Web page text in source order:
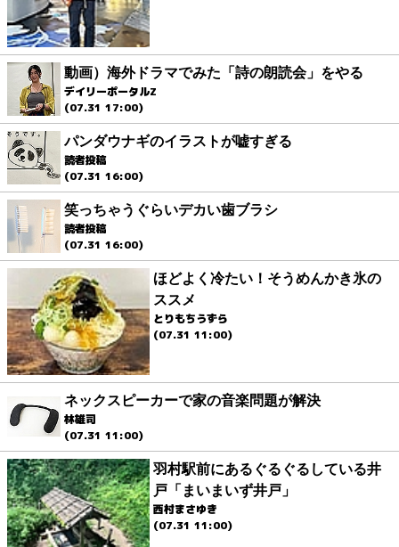
動画）海外ドラマでみた「詩の朗読会」をやる
デイリーポータルZ
(07.31 17:00)
パンダウナギのイラストが嘘すぎる
読者投稿
(07.31 16:00)
笑っちゃうぐらいデカい歯ブラシ
読者投稿
(07.31 16:00)
ほどよく冷たい！そうめんかき氷の
ススメ
とりもちうずら
(07.31 11:00)
ネックスピーカーで家の音楽問題が解決
林雄司
(07.31 11:00)
羽村駅前にあるぐるぐるしている井
戸「まいまいず井戸」
西村まさゆき
(07.31 11:00)